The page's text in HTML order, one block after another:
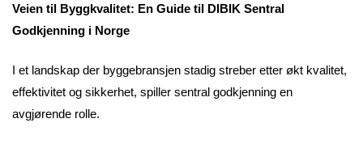
Veien til Byggkvalitet: En Guide til DIBIK Sentral
Godkjenning i Norge
I et landskap der byggebransjen stadig streber etter økt kvalitet,
effektivitet og sikkerhet, spiller sentral godkjenning en
avgjørende rolle.